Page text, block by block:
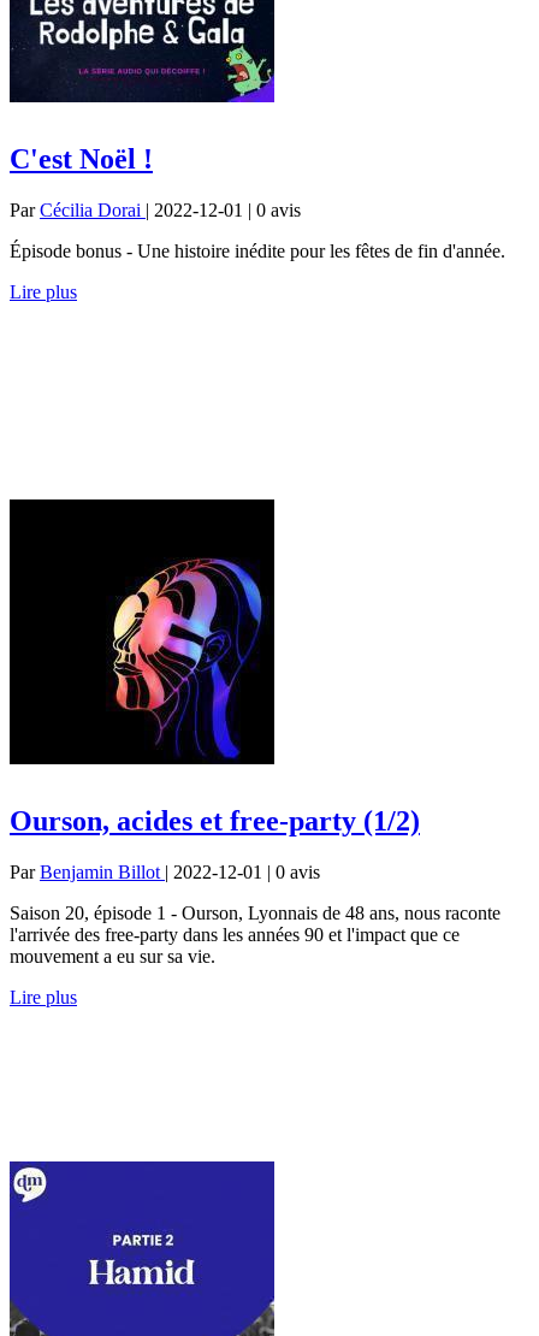
C'est Noël !
ParCécilia Dorai | 2022-12-01 | 0 avis
Épisode bonus - Une histoire inédite pour les fêtes de fin d'année.
Lire plus
Ourson, acides et free-party (1/2)
ParBenjamin Billot | 2022-12-01 | 0 avis
Saison 20, épisode 1 - Ourson, Lyonnais de 48 ans, nous raconte
l'arrivée des free-party dans les années 90 et l'impact que ce
mouvement a eu sur sa vie.
Lire plus